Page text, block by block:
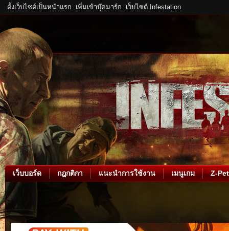
ตั้งเว็บไซต์เป็นหน้าแรก เพิ่มเข้าบุ๊คมาร์ก เว็บไซต์ Infestation
เว็บบอร์ด กฎกติกา แนะนำการใช้งาน เมนูเกม Z-Pet